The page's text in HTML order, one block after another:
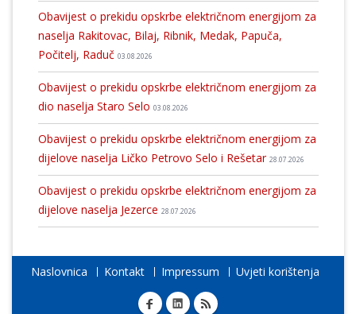
Obavijest o prekidu opskrbe električnom energijom za
naselja Rakitovac, Bilaj, Ribnik, Medak, Papuča,
Počitelj, Raduč 03.08.2026
Obavijest o prekidu opskrbe električnom energijom za
dio naselja Staro Selo 03.08.2026
Obavijest o prekidu opskrbe električnom energijom za
dijelove naselja Ličko Petrovo Selo i Rešetar 28.07.2026
Obavijest o prekidu opskrbe električnom energijom za
dijelove naselja Jezerce 28.07.2026
Naslovnica Kontakt Impressum Uvjeti korištenja